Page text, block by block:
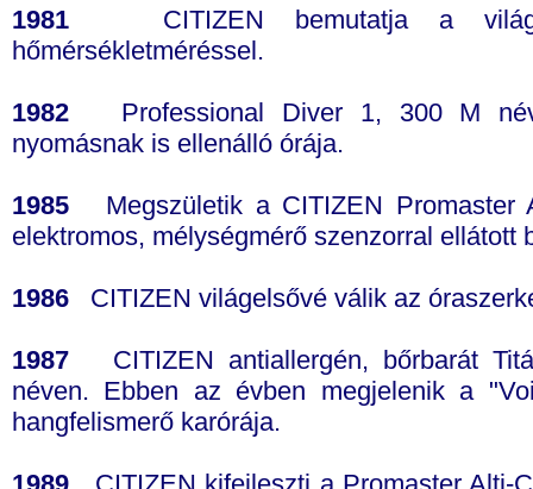
1981 CITIZEN bemutatja a
hőmérsékletméréssel.
1982 Professional Diver 1, 300 M
nyomásnak is ellenálló órája.
1985 Megszületik a CITIZEN Promaster
elektromos, mélységmérő szenzorral ellátott
1986 CITIZEN világelsővé válik az
1987 CITIZEN antiallergén, bőrbarát
néven. Ebben az évben megjelenik a
hangfelismerő karórája.